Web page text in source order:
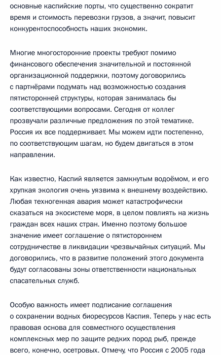
основные каспийские порты, что существенно сократит
время и стоимость перевозки грузов, а значит, повысит
конкурентоспособность наших экономик.
Многие многосторонние проекты требуют помимо
финансового обеспечения значительной и постоянной
организационной поддержки, поэтому договорились
с партнёрами подумать над возможностью создания
пятисторонней структуры, которая занималась бы
соответствующими вопросами. Сегодня от коллег
прозвучали различные предложения по этой тематике.
Россия их все поддерживает. Мы можем идти постепенно,
по соответствующим шагам, но будем двигаться в этом
направлении.
Как известно, Каспий является замкнутым водоёмом, и его
хрупкая экология очень уязвима к внешнему воздействию.
Любая техногенная авария может катастрофически
сказаться на экосистеме моря, в целом повлиять на жизнь
граждан всех наших стран. Именно поэтому большое
значение имеет соглашение о пятистороннем
сотрудничестве в ликвидации чрезвычайных ситуаций. Мы
договорились, что в развитие положений этого документа
будут согласованы зоны ответственности национальных
спасательных служб.
Особую важность имеет подписание соглашения
о сохранении водных биоресурсов Каспия. Теперь у нас есть
правовая основа для совместного осуществления
комплексных мер по защите редких пород рыб, прежде
всего, конечно, осетровых. Отмечу, что Россия с 2005 года